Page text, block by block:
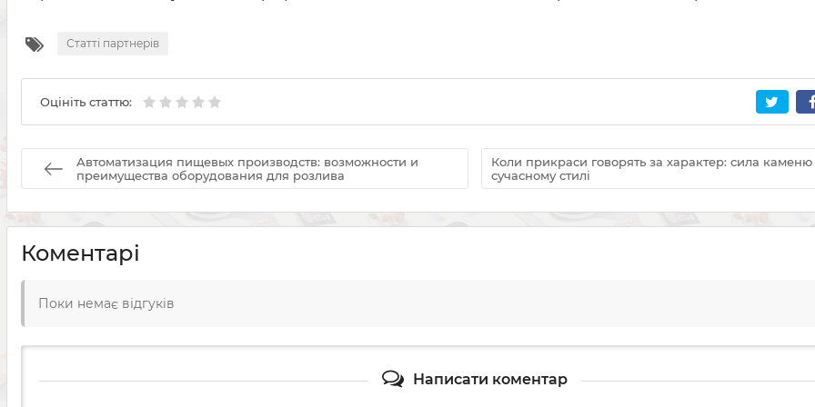
Статті партнерів
Оцініть статтю:
Автоматизация пищевых производств: возможности и
преимущества оборудования для розлива
Коли прикраси говорять за характер: сила каменю
сучасному стилі
Коментарі
Поки немає відгуків
Написати коментар